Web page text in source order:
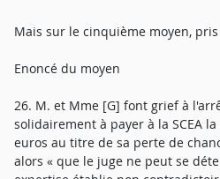
Mais sur le cinquième moyen,
Enoncé du moyen
26. M. et Mme [G] font grief à
solidairement à payer à la SCEA
euros au titre de sa perte de
alors « que le juge ne peut se